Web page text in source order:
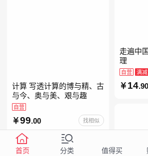
走遍中
理
自营 满减
14.90
计算 写透计算的博与精、古
与今、奥与美、艰与趣
自营
99.00 找相似
首页 分类 值得买